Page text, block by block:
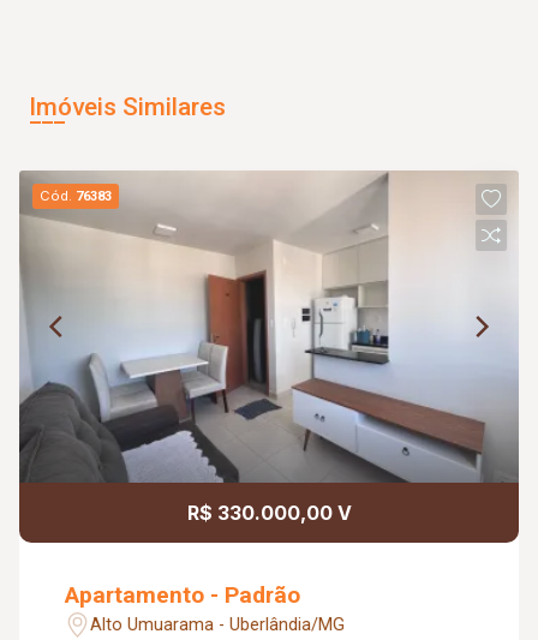
Imóveis Similares
Cód. 76383
R$ 330.000,00 V
Apartamento - Padrão
Alto Umuarama - Uberlândia/MG